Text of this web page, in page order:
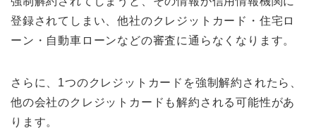
登録されてしまい、他社のクレジットカード・住宅ロ
ーン・自動車ローンなどの審査に通らなくなります。
さらに、1つのクレジットカードを強制解約されたら、
他の会社のクレジットカードも解約される可能性があ
ります。